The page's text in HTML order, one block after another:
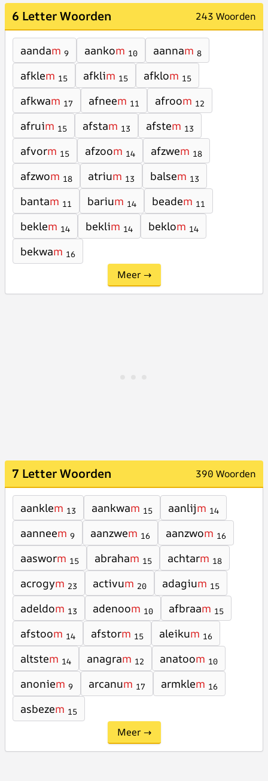
6 Letter Woorden 243 Woorden
aandam 9 aankom 10 aannam 8
afklem 15 afklim 15 afklom 15
afkwam 17 afneem 11 afroom 12
afruim 15 afstam 13 afstem 13
afvorm 15 afzoom 14 afzwem 18
afzwom 18 atrium 13 balsem 13
bantam 11 barium 14 beadem 11
beklem 14 beklim 14 beklom 14
bekwam 16
Meer →
7 Letter Woorden 390 Woorden
aanklem 13 aankwam 15 aanlijm 14
aanneem 9 aanzwem 16 aanzwom 16
aasworm 15 abraham 15 achtarm 18
acrogym 23 activum 20 adagium 15
adeldom 13 adenoom 10 afbraam 15
afstoom 14 afstorm 15 aleikum 16
altstem 14 anagram 12 anatoom 10
anoniem 9 arcanum 17 armklem 16
asbezem 15
Meer →